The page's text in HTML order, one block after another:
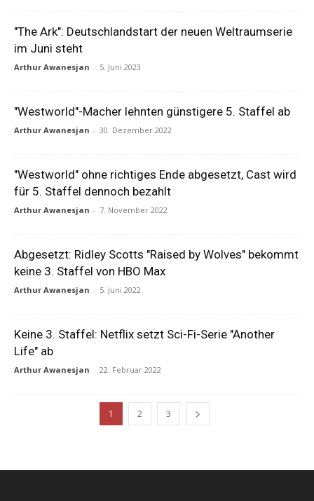
"The Ark": Deutschlandstart der neuen Weltraumserie
im Juni steht
Arthur Awanesjan - 5. Juni 2023
"Westworld"-Macher lehnten günstigere 5. Staffel ab
Arthur Awanesjan - 30. Dezember 2022
"Westworld" ohne richtiges Ende abgesetzt, Cast wird
für 5. Staffel dennoch bezahlt
Arthur Awanesjan - 7. November 2022
Abgesetzt: Ridley Scotts "Raised by Wolves" bekommt
keine 3. Staffel von HBO Max
Arthur Awanesjan - 5. Juni 2022
Keine 3. Staffel: Netflix setzt Sci-Fi-Serie "Another
Life" ab
Arthur Awanesjan - 22. Februar 2022
1 2 3